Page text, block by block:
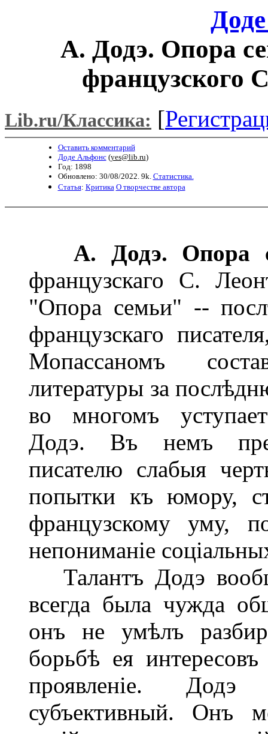
А. Додэ. Опора
французского
Lib.ru/Классика: [
Оставить комментарий
Доде Альфонс(yes@lib.ru)
Год: 1898
Обновлено: 30/08/2022. 9k. Статистика.
Статья: Критика О творчестве автора
А. Додэ. Опора
французскаго С.
"Опора семьи" --
французскаго
Мопассаномъ
литературы за
во многомъ
Додэ. Въ немъ
писателю слабыя
попытки къ юмору,
французскому уму,
непониманіе
Талантъ Додэ
всегда была чужда
онъ не умѣлъ
борьбѣ ея
проявленіе.
субъективный. Онъ